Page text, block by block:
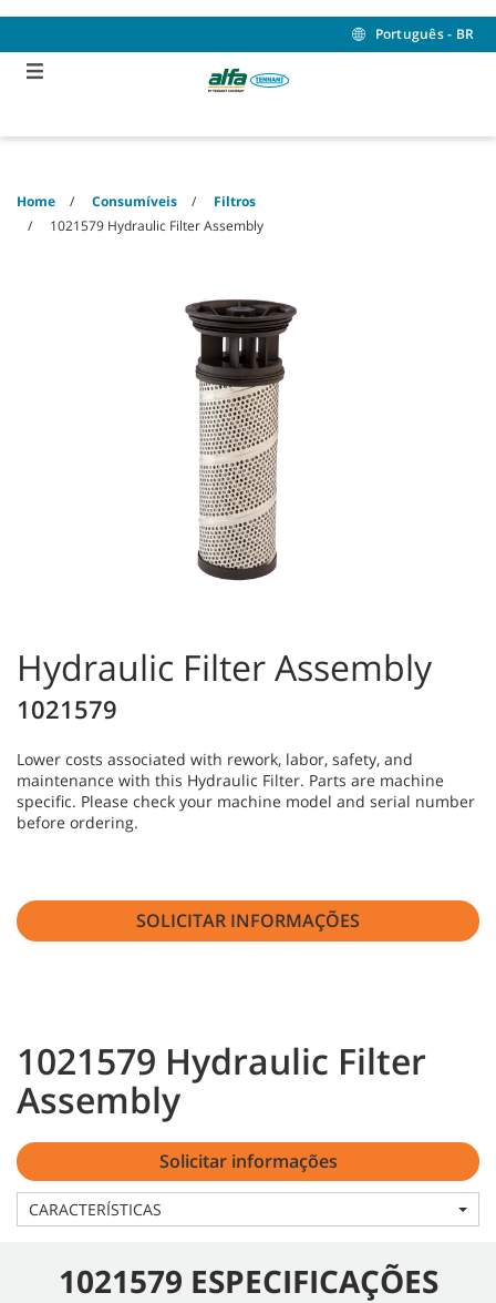
content
navigation
menu
Português - BR
Home Consumíveis
Filtros
1021579 Hydraulic Filter Assembly
Hydraulic Filter Assembly
1021579
Lower costs associated with rework, labor, safety, and
maintenance with this Hydraulic Filter. Parts are machine
specific. Please check your machine model and serial number
before ordering.
SOLICITAR INFORMAÇÕES
1021579 Hydraulic Filter
Assembly
Solicitar informações
CARACTERÍSTICAS
1021579 ESPECIFICAÇÕES